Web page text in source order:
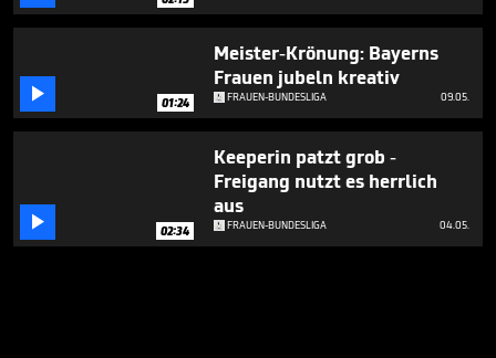
 01:24
Meister-Krönung: Bayerns
Frauen jubeln kreativ
FRAUEN-BUNDESLIGA 09.05.
 02:34
Keeperin patzt grob -
Freigang nutzt es herrlich
aus
FRAUEN-BUNDESLIGA 04.05.